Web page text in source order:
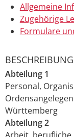
Allgemeine
Zugehörige
Formulare
BESCHREIBUNG
Abteilung 1
Personal,
Württemberg
Abteilung 2